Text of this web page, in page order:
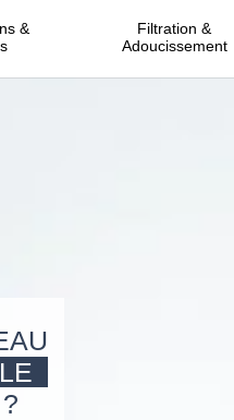
&
Filtration &
Adoucissement